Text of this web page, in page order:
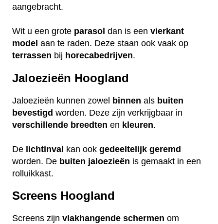
aangebracht.
Wit u een grote parasol dan is een vierkant
model aan te raden. Deze staan ook vaak op
terrassen bij horecabedrijven.
Jaloezieën Hoogland
Jaloezieën kunnen zowel binnen als buiten
bevestigd worden. Deze zijn verkrijgbaar in
verschillende breedten en kleuren.
De lichtinval kan ook gedeeltelijk geremd
worden. De buiten jaloezieën is gemaakt in een
rolluikkast.
Screens Hoogland
Screens zijn vlakhangende schermen om